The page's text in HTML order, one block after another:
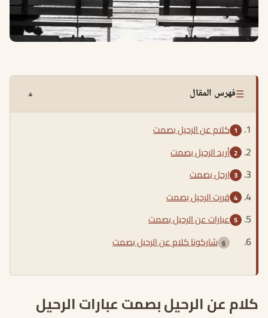
☰فهرس المقال ▲
كلام عن الرحيل بصمت
أريد الرحيل بصمت
ارحل بصمت
قررت الرحيل بصمت
عبارات عن الرحيل بصمت
شاركونا كلام عن الرحيل بصمت
كلام عن الرحيل بصمت عبارات الرحيل